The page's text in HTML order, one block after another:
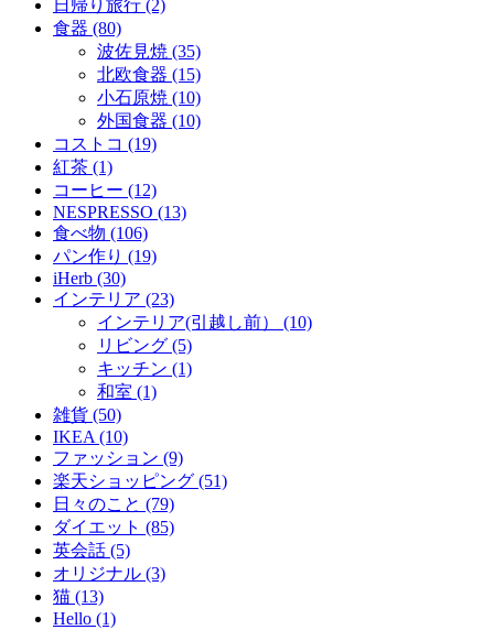
日帰り旅行 (2)
食器 (80)
波佐見焼 (35)
北欧食器 (15)
小石原焼 (10)
外国食器 (10)
コストコ (19)
紅茶 (1)
コーヒー (12)
NESPRESSO (13)
食べ物 (106)
パン作り (19)
iHerb (30)
インテリア (23)
インテリア(引越し前） (10)
リビング (5)
キッチン (1)
和室 (1)
雑貨 (50)
IKEA (10)
ファッション (9)
楽天ショッピング (51)
日々のこと (79)
ダイエット (85)
英会話 (5)
オリジナル (3)
猫 (13)
Hello (1)